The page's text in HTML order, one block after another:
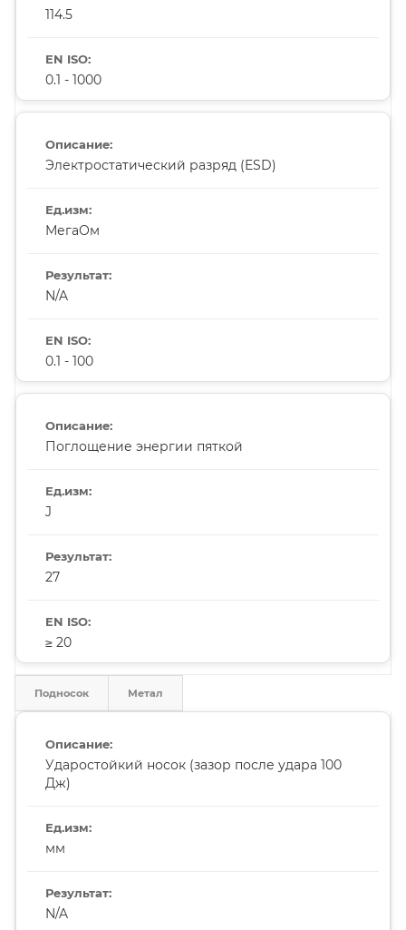
114.5
0.1 - 1000
Электростатический разряд (ESD)
МегаОм
N/A
0.1 - 100
Поглощение энергии пяткой
J
27
≥ 20
Подносок Метал
Ударостойкий носок (зазор после удара 100
Дж)
мм
N/A